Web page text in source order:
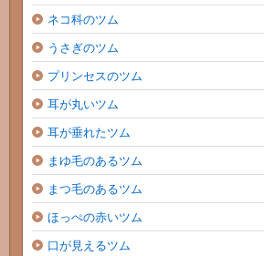
ネコ科のツム
うさぎのツム
プリンセスのツム
耳が丸いツム
耳が垂れたツム
まゆ毛のあるツム
まつ毛のあるツム
ほっぺの赤いツム
口が見えるツム